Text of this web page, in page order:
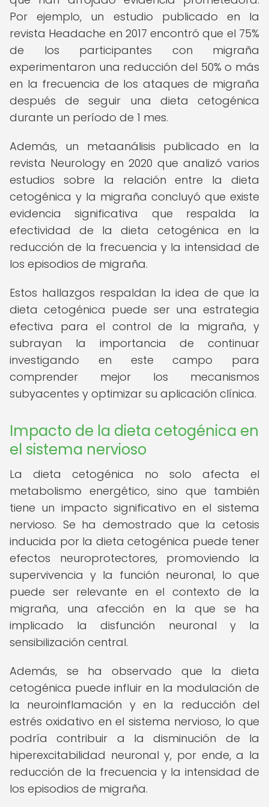
Por ejemplo, un estudio publicado en la
revista Headache en 2017 encontró que el 75%
de los participantes con migraña
experimentaron una reducción del 50% o más
en la frecuencia de los ataques de migraña
después de seguir una dieta cetogénica
durante un período de 1 mes.
Además, un metaanálisis publicado en la
revista Neurology en 2020 que analizó varios
estudios sobre la relación entre la dieta
cetogénica y la migraña concluyó que existe
evidencia significativa que respalda la
efectividad de la dieta cetogénica en la
reducción de la frecuencia y la intensidad de
los episodios de migraña.
Estos hallazgos respaldan la idea de que la
dieta cetogénica puede ser una estrategia
efectiva para el control de la migraña, y
subrayan la importancia de continuar
investigando en este campo para
comprender mejor los mecanismos
subyacentes y optimizar su aplicación clínica.
Impacto de la dieta cetogénica en
el sistema nervioso
La dieta cetogénica no solo afecta el
metabolismo energético, sino que también
tiene un impacto significativo en el sistema
nervioso. Se ha demostrado que la cetosis
inducida por la dieta cetogénica puede tener
efectos neuroprotectores, promoviendo la
supervivencia y la función neuronal, lo que
puede ser relevante en el contexto de la
migraña, una afección en la que se ha
implicado la disfunción neuronal y la
sensibilización central.
Además, se ha observado que la dieta
cetogénica puede influir en la modulación de
la neuroinflamación y en la reducción del
estrés oxidativo en el sistema nervioso, lo que
podría contribuir a la disminución de la
hiperexcitabilidad neuronal y, por ende, a la
reducción de la frecuencia y la intensidad de
los episodios de migraña.